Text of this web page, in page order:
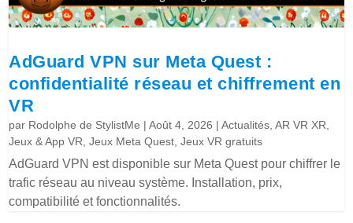
AdGuard VPN sur Meta Quest :
confidentialité réseau et chiffrement en
VR
par Rodolphe de StylistMe |Août 4, 2026 |Actualités,AR VR XR,
Jeux & App VR,Jeux Meta Quest,Jeux VR gratuits
AdGuard VPN est disponible sur Meta Quest pour chiffrer le
trafic réseau au niveau système. Installation, prix,
compatibilité et fonctionnalités.